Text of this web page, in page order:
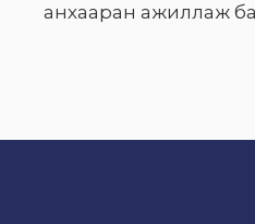
анхааран ажиллаж